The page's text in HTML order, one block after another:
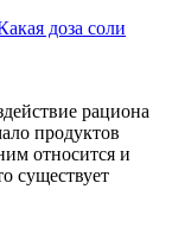
доза соли
рациона
продуктов
относится и
существует